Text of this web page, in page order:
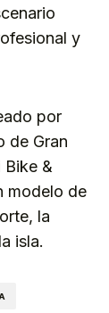
y
por
de Gran
Bike &
modelo de
la
isla.